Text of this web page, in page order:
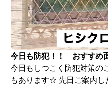
今日も防犯！！ おすすめ
今日もしつこく防犯対策の
もあります☆ 先日ご案内し